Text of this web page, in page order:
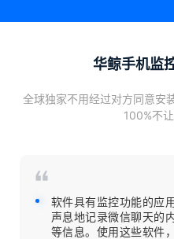
华鲸手机监
全球独家不用经过对方同意安
100%不
软件具有监控功能的应
声息地记录微信聊天的
等信息。使用这些软件